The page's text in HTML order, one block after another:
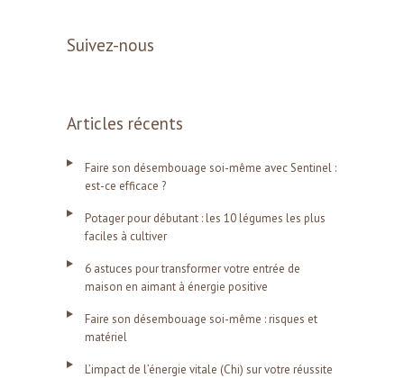
Suivez-nous
Articles récents
Faire son désembouage soi-même avec Sentinel :
est-ce efficace ?
Potager pour débutant : les 10 légumes les plus
faciles à cultiver
6 astuces pour transformer votre entrée de
maison en aimant à énergie positive
Faire son désembouage soi-même : risques et
matériel
L’impact de l’énergie vitale (Chi) sur votre réussite